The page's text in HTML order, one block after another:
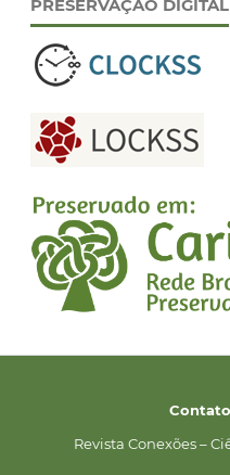
PRESERVAÇÃO DIGITAL
Revista Conexões –